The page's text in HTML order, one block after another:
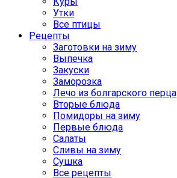
Утки
Все птицы
Рецепты
Заготовки на зиму
Выпечка
Закуски
Заморозка
Лечо из болгарского перца
Вторые блюда
Помидоры на зиму
Первые блюда
Салаты
Сливы на зиму
Сушка
Все рецепты